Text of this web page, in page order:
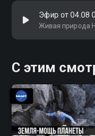
Эфир от 04.08
Живая природа
С этим